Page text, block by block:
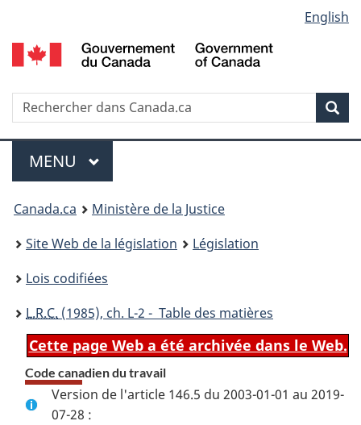
au
contenu
propos
de
la
HTML
simplifiée
selection
English
Recherche
Menu
MENU PRINCIPAL
You
are
here:
Canada.ca
Ministère de la Justice
Site Web de la législation
Législation
Lois codifiées
L.R.C. (1985), ch. L-2 - Table des matières
Cette page Web a été archivée dans le Web.
Code canadien du travail
Version de l'article 146.5 du 2003-01-01 au 2019-
07-28 :